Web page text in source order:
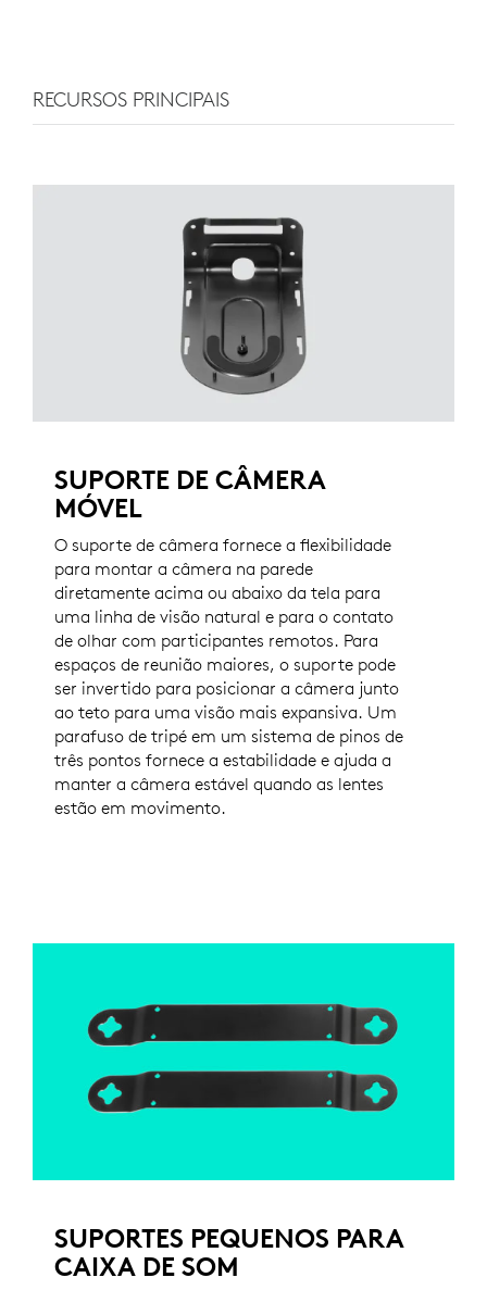
RECURSOS PRINCIPAIS
SUPORTE DE CÂMERA
MÓVEL
O suporte de câmera fornece a flexibilidade
para montar a câmera na parede
diretamente acima ou abaixo da tela para
uma linha de visão natural e para o contato
de olhar com participantes remotos. Para
espaços de reunião maiores, o suporte pode
ser invertido para posicionar a câmera junto
ao teto para uma visão mais expansiva. Um
parafuso de tripé em um sistema de pinos de
três pontos fornece a estabilidade e ajuda a
manter a câmera estável quando as lentes
estão em movimento.
SUPORTES PEQUENOS PARA
CAIXA DE SOM